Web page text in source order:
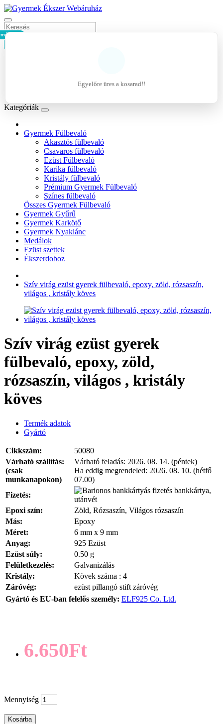
- 0Ft
Egyelőre üres a kosarad!!
Kategóriák
Gyermek Fülbevaló
Akasztós fülbevaló
Csavaros fülbevaló
Ezüst Fülbevaló
Karika fülbevaló
Kristály fülbevaló
Prémium Gyermek Fülbevaló
Színes fülbevaló
Összes Gyermek Fülbevaló
Gyermek Gyűrű
Gyermek Karkötő
Gyermek Nyaklánc
Medálok
Ezüst szettek
Ékszerdoboz
Szív virág ezüst gyerek fülbevaló, epoxy, zöld, rózsaszín,
világos , kristály köves
Szív virág ezüst gyerek
fülbevaló, epoxy, zöld,
rózsaszín, világos , kristály
köves
Termék adatok
Gyártó
Cikkszám:
50080
Várható szállítás:
(csak
munkanapokon)
Várható feladás: 2026. 08. 14. (péntek)
Ha eddig megrendeled: 2026. 08. 10. (hétfő
07.00)
Fizetés:
bankkártya,
utánvét
Epoxi szín:
Zöld, Rózsaszín, Világos rózsaszín
Más:
Epoxy
Méret:
6 mm x 9 mm
Anyag:
925 Ezüst
Ezüst súly:
0.50 g
Felületkezelés:
Galvanizálás
Kristály:
Kövek száma : 4
Záróvég:
ezüst pillangó stift záróvég
Gyártó és EU-ban felelős személy: ELF925 Co. Ltd.
6.650Ft
Mennyiség
Kosárba